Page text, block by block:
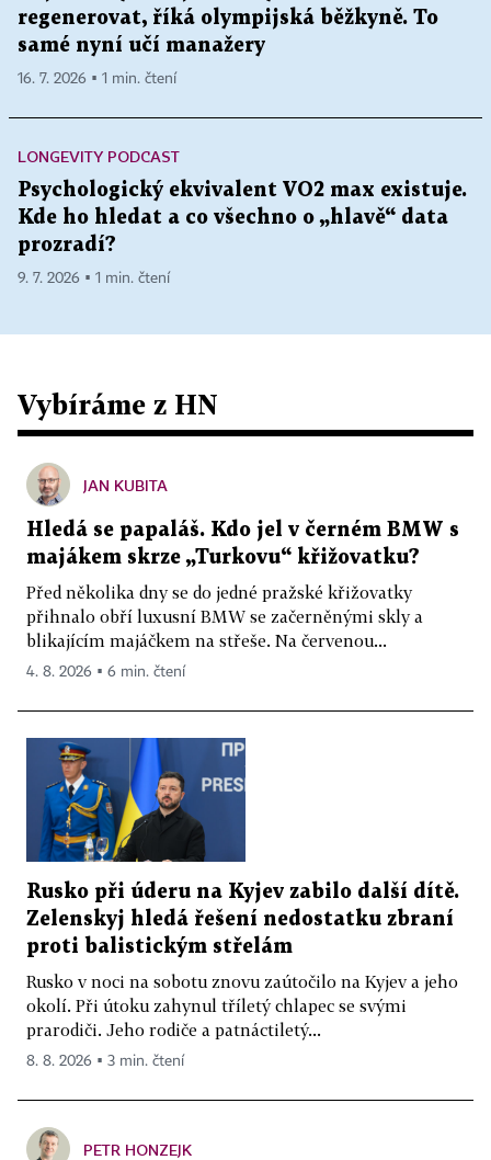
regenerovat, říká olympijská běžkyně. To
samé nyní učí manažery
16. 7. 2026 ▪ 1 min. čtení
LONGEVITY PODCAST
Psychologický ekvivalent VO2 max existuje.
Kde ho hledat a co všechno o „hlavě“ data
prozradí?
9. 7. 2026 ▪ 1 min. čtení
Vybíráme z HN
JAN KUBITA
Hledá se papaláš. Kdo jel v černém BMW s
majákem skrze „Turkovu“ křižovatku?
Před několika dny se do jedné pražské křižovatky
přihnalo obří luxusní BMW se začerněnými skly a
blikajícím majáčkem na střeše. Na červenou...
4. 8. 2026 ▪ 6 min. čtení
Rusko při úderu na Kyjev zabilo další dítě.
Zelenskyj hledá řešení nedostatku zbraní
proti balistickým střelám
Rusko v noci na sobotu znovu zaútočilo na Kyjev a jeho
okolí. Při útoku zahynul tříletý chlapec se svými
prarodiči. Jeho rodiče a patnáctiletý...
8. 8. 2026 ▪ 3 min. čtení
PETR HONZEJK